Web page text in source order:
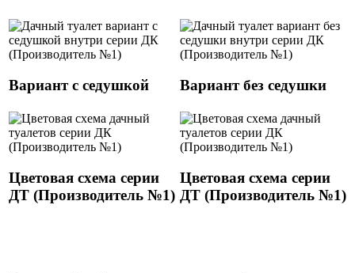
Вариант с седушкой Вариант без седушки
Цветовая схема серии
ДТ (Производитель №1)
Цветовая схема серии
ДТ (Производитель №1)